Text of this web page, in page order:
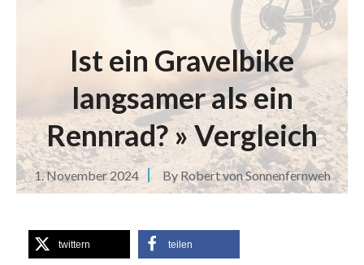
Ist ein Gravelbike
langsamer als ein
Rennrad? » Vergleich
1. November 2024 ByRobert von Sonnenfernweh
twittern teilen